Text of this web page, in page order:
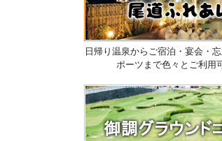
日帰り温泉からご宿泊・宴会・
ポーツまで色々とご利用